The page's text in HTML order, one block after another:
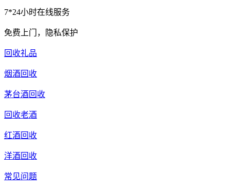
7*24小时在线服务
免费上门，隐私保护
回收礼品
烟酒回收
茅台酒回收
回收老酒
红酒回收
洋酒回收
常见问题